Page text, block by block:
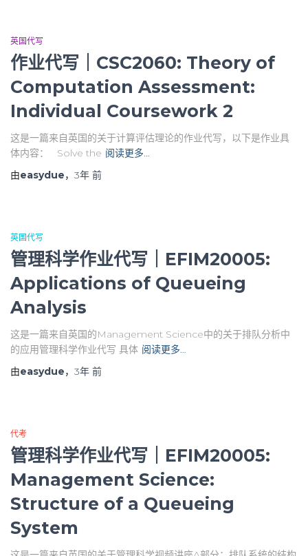
英国代写
作业代写｜CSC2060: Theory of
Computation Assessment:
Individual Coursework 2
这是一篇来自英国的关于计算评估理论的作业代写，以下是作业具
体内容： Solve the 阅读更多…
由easydue， 3年 前
英国代写
管理科学作业代写｜EFIM20005:
Applications of Queueing
Analysis
这是一篇来自英国的Management Science中的关于排队分析中
的应用管理科学作业代写 具体 阅读更多…
由easydue， 3年 前
代考
管理科学作业代写｜EFIM20005:
Management Science:
Structure of a Queueing
System